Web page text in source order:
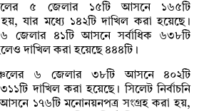
৫ জেলার ১৫টি আসনে ১৬৫টি
যার মধ্যে ১৪২টি দাখিল করা হয়েছে।
৬ জেলার ৪১টি আসনে সর্বাধিক ৬৩৮টি
দাখিল করা হয়েছে ৪৪৪টি।
৬ জেলার ৩৮টি আসনে ৪০২টি
দাখিল করা হয়েছে। সিলেট নির্বাচনি
১৭৬টি মনোনয়নপত্র সংগ্রহ করা হয়,